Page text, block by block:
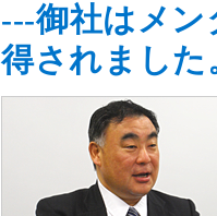
---御社はメン
得されました